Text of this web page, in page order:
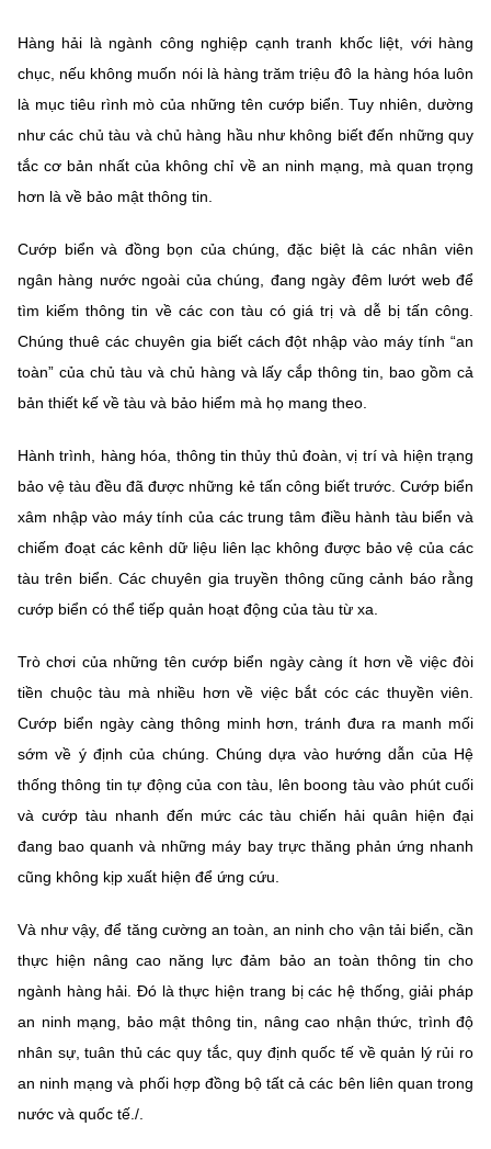
Hàng hải là ngành công nghiệp cạnh tranh khốc liệt, với hàng
chục, nếu không muốn nói là hàng trăm triệu đô la hàng hóa luôn
là mục tiêu rình mò của những tên cướp biển. Tuy nhiên, dường
như các chủ tàu và chủ hàng hầu như không biết đến những quy
tắc cơ bản nhất của không chỉ về an ninh mạng, mà quan trọng
hơn là về bảo mật thông tin.
Cướp biển và đồng bọn của chúng, đặc biệt là các nhân viên
ngân hàng nước ngoài của chúng, đang ngày đêm lướt web để
tìm kiếm thông tin về các con tàu có giá trị và dễ bị tấn công.
Chúng thuê các chuyên gia biết cách đột nhập vào máy tính “an
toàn” của chủ tàu và chủ hàng và lấy cắp thông tin, bao gồm cả
bản thiết kế về tàu và bảo hiểm mà họ mang theo.
Hành trình, hàng hóa, thông tin thủy thủ đoàn, vị trí và hiện trạng
bảo vệ tàu đều đã được những kẻ tấn công biết trước. Cướp biển
xâm nhập vào máy tính của các trung tâm điều hành tàu biển và
chiếm đoạt các kênh dữ liệu liên lạc không được bảo vệ của các
tàu trên biển. Các chuyên gia truyền thông cũng cảnh báo rằng
cướp biển có thể tiếp quản hoạt động của tàu từ xa.
Trò chơi của những tên cướp biển ngày càng ít hơn về việc đòi
tiền chuộc tàu mà nhiều hơn về việc bắt cóc các thuyền viên.
Cướp biển ngày càng thông minh hơn, tránh đưa ra manh mối
sớm về ý định của chúng. Chúng dựa vào hướng dẫn của Hệ
thống thông tin tự động của con tàu, lên boong tàu vào phút cuối
và cướp tàu nhanh đến mức các tàu chiến hải quân hiện đại
đang bao quanh và những máy bay trực thăng phản ứng nhanh
cũng không kịp xuất hiện để ứng cứu.
Và như vậy, để tăng cường an toàn, an ninh cho vận tải biển, cần
thực hiện nâng cao năng lực đảm bảo an toàn thông tin cho
ngành hàng hải. Đó là thực hiện trang bị các hệ thống, giải pháp
an ninh mạng, bảo mật thông tin, nâng cao nhận thức, trình độ
nhân sự, tuân thủ các quy tắc, quy định quốc tế về quản lý rủi ro
an ninh mạng và phối hợp đồng bộ tất cả các bên liên quan trong
nước và quốc tế./.